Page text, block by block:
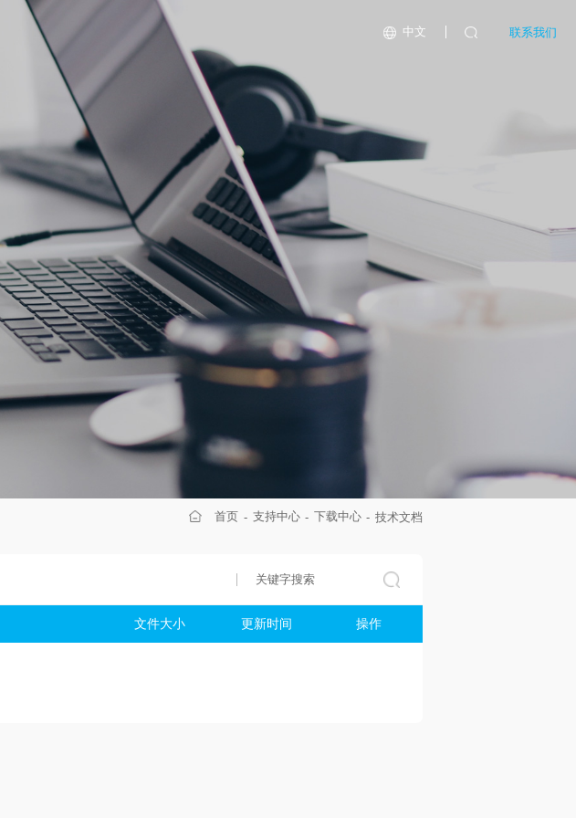
中文 联系我们
首页 支持中心 下载中心 技术文档
文件大小 更新时间 操作